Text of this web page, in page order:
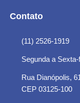
Contato
(11) 2526-1919
Segunda a
Rua Dianópolis,
CEP 03125-100